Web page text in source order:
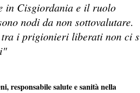
in Cisgiordania e il ruolo
nodi da non sottovalutare.
tra i prigionieri liberati non ci
responsabile salute e sanità nella